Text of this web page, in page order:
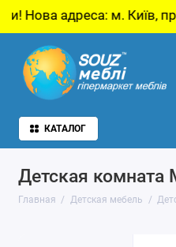
м. Київ, просп. С.
КАТАЛОГ
Детская
Главная Детская мебель